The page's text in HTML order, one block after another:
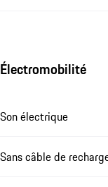
Électromobilité
Son électrique
Sans câble de